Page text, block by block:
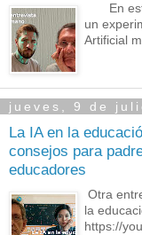
En
un
Artificial
jueves, 9 de
La IA en la
consejos para
educadores
Otra
la
https://